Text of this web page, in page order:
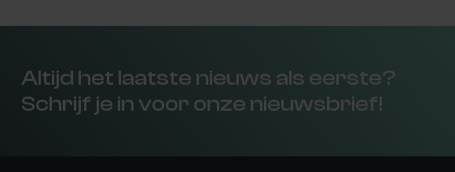
Altijd het laatste nieuws als eerste?
Schrijf je in voor onze nieuwsbrief!